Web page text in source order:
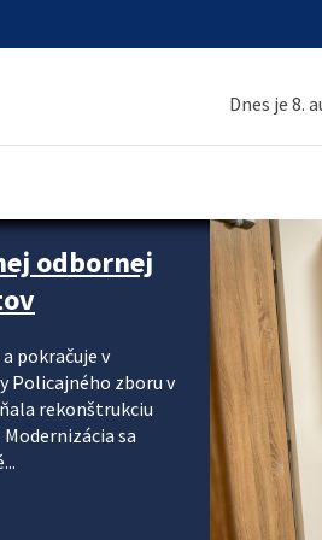
Dnes je 8.
odbornej
pokračuje v
Policajného zboru v
rekonštrukciu
sa